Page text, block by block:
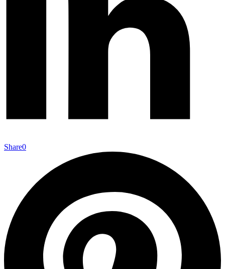
Share0